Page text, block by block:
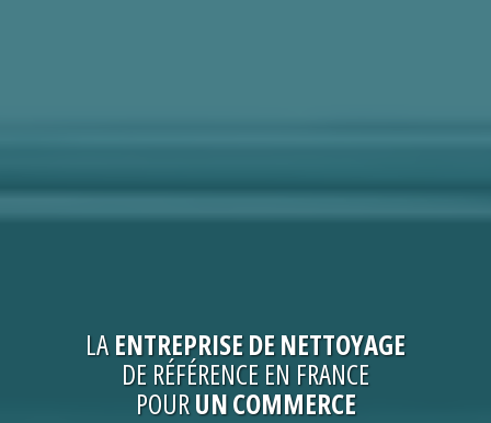
LAENTREPRISEDE NETTOYAGE
DE RÉFÉRENCE EN FRANCE
POURUN COMMERCE